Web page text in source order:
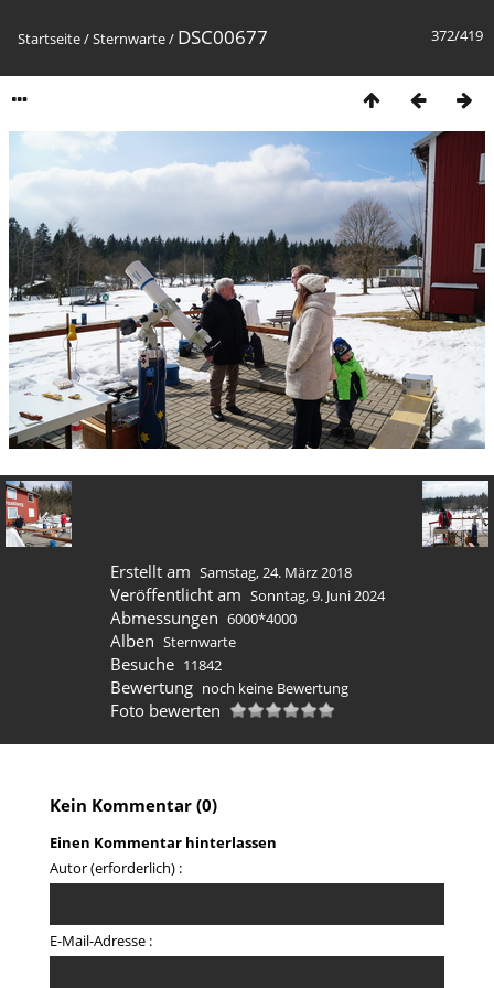
372/419
Startseite/Sternwarte/ DSC00677
Erstellt am Samstag, 24. März 2018
Veröffentlicht am Sonntag, 9. Juni 2024
Abmessungen 6000*4000
Alben Sternwarte
Besuche 11842
Bewertung noch keine Bewertung
Foto bewerten
Kein Kommentar (0)
Einen Kommentar hinterlassen
Autor (erforderlich) :
E-Mail-Adresse :